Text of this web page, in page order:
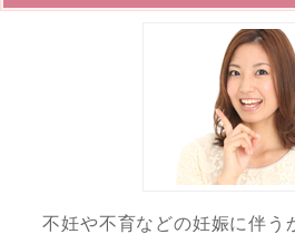
不妊や不育などの妊娠に伴う